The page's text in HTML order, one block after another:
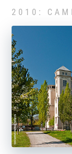
2010: